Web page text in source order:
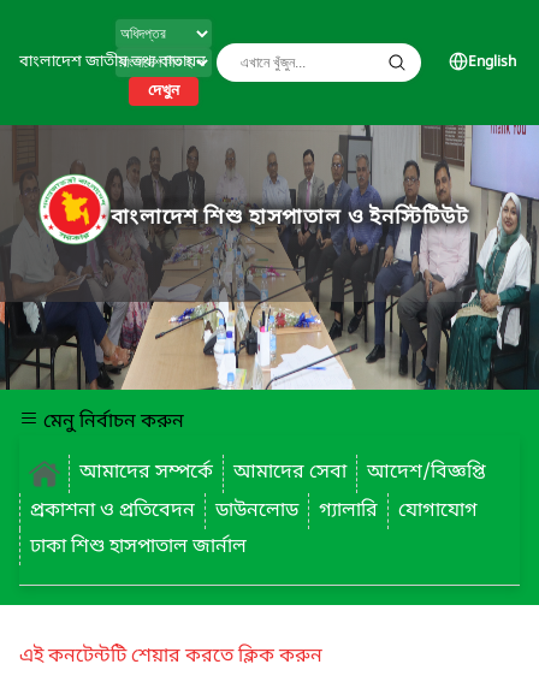
বাংলাদেশ জাতীয় তথ্য বাতায়ন
দেখুন
English
বাংলাদেশ শিশু হাসপাতাল ও ইনস্টিটিউট
মেনু নির্বাচন করুন
আমাদের সম্পর্কে
আমাদের সেবা
আদেশ/বিজ্ঞপ্তি
প্রকাশনা ও প্রতিবেদন
ডাউনলোড গ্যালারি
যোগাযোগ
ঢাকা শিশু হাসপাতাল জার্নাল
এই কনটেন্টটি শেয়ার করতে ক্লিক করুন